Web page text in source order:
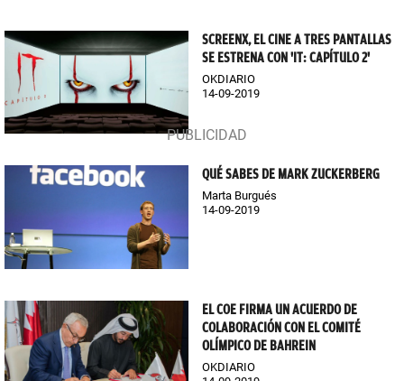
SCREENX, EL CINE A TRES PANTALLAS
SE ESTRENA CON 'IT: CAPÍTULO 2'
OKDIARIO
14-09-2019
QUÉ SABES DE MARK ZUCKERBERG
Marta Burgués
14-09-2019
EL COE FIRMA UN ACUERDO DE
COLABORACIÓN CON EL COMITÉ
OLÍMPICO DE BAHREIN
OKDIARIO